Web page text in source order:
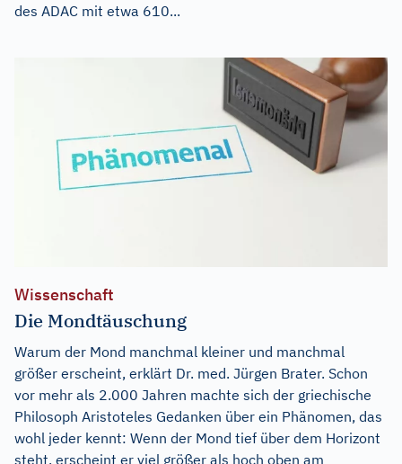
des ADAC mit etwa 610...
Wissenschaft
Die Mondtäuschung
Warum der Mond manchmal kleiner und manchmal
größer erscheint, erklärt Dr. med. Jürgen Brater. Schon
vor mehr als 2.000 Jahren machte sich der griechische
Philosoph Aristoteles Gedanken über ein Phänomen, das
wohl jeder kennt: Wenn der Mond tief über dem Horizont
steht, erscheint er viel größer als hoch oben am